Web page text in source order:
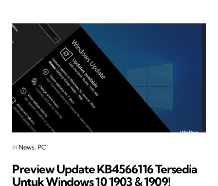
Categories
Posted
in News PC
Preview Update KB4566116 Tersedia
Untuk Windows 10 1903 & 1909!